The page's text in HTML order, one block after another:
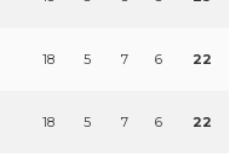
18 5 7 6 22
18 5 7 6 22